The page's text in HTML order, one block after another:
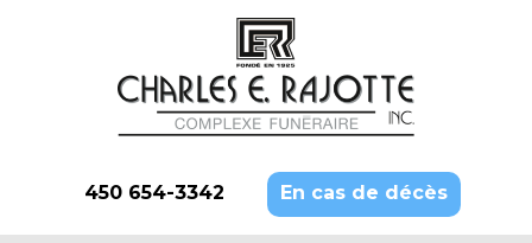
450 654-3342 En cas de décès